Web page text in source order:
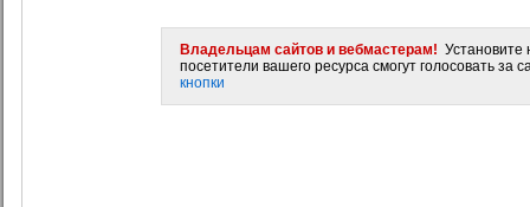
Владельцам сайтов и вебмастерам! Установите
посетители вашего ресурса смогут голосовать за
кнопки